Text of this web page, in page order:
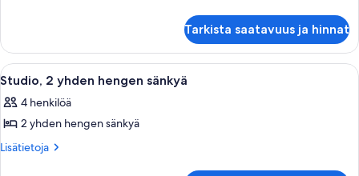
kuvat
suuri
parisänky
Tarkista saatavuus ja hinnat
Avaa
kaikki
huonetyypin
Studio,
2
Hotellihuone, jossa on kaksi
8
Studio, 2 yhden hengen sänkyä
4 henkilöä
2 yhden hengen sänkyä
Lisätietoja
Lisätietoja